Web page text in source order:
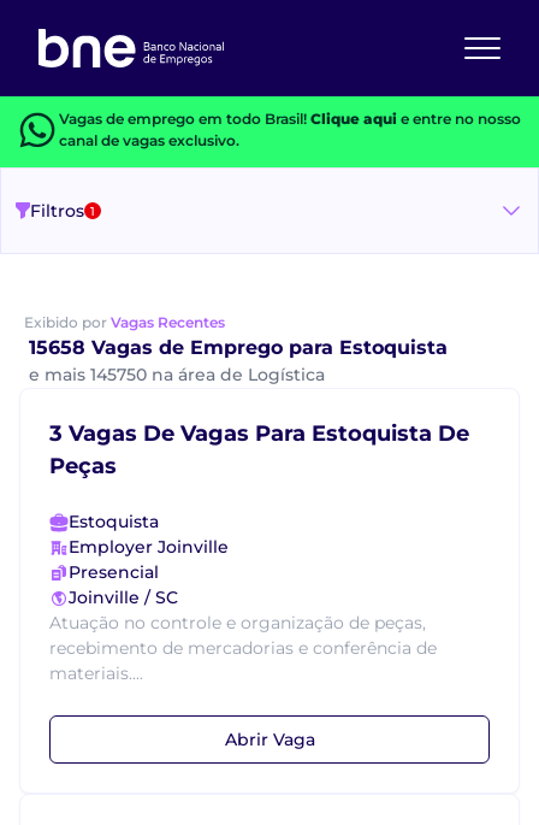
Vagas de emprego em todo Brasil! Clique aquie entre no nosso
canal de vagas exclusivo.
Filtros 1
Exibido por Vagas Recentes
15658 Vagas de Emprego para Estoquista
e mais 145750 na área de Logística
3 Vagas De Vagas Para Estoquista De
Peças
Estoquista
Employer Joinville
Presencial
Joinville / SC
Atuação no controle e organização de peças,
recebimento de mercadorias e conferência de
materiais....
Abrir Vaga